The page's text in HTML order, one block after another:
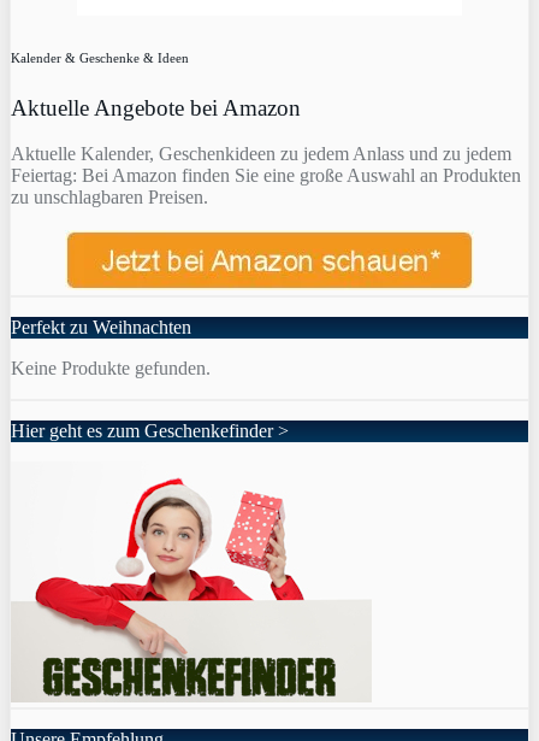
Kalender & Geschenke & Ideen
Aktuelle Angebote bei Amazon
Aktuelle Kalender, Geschenkideen zu jedem Anlass und zu jedem
Feiertag: Bei Amazon finden Sie eine große Auswahl an Produkten
zu unschlagbaren Preisen.
Perfekt zu Weihnachten
Keine Produkte gefunden.
Hier geht es zum Geschenkefinder >